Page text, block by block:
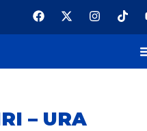
– URA